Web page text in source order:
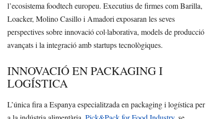
l’ecosistema foodtech europeu. Executius de firmes com Barilla,
Loacker, Molino Casillo i Amadori exposaran les seves
perspectives sobre innovació col·laborativa, models de producció
avançats i la integració amb startups tecnològiques.
INNOVACIÓ EN PACKAGING I
LOGÍSTICA
L’única fira a Espanya especialitzada en packaging i logística per